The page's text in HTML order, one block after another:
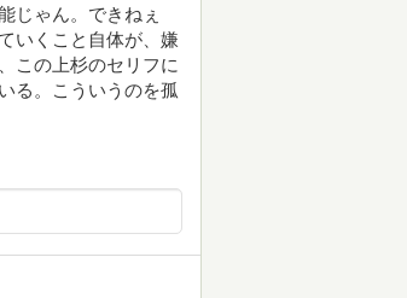
じゃん。できねぇ
いくこと自体が、嫌
この上杉のセリフに
る。こういうのを孤